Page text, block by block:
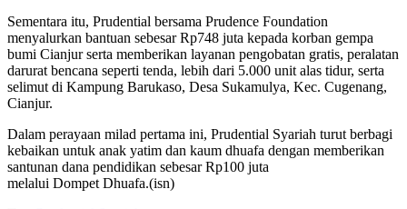
Sementara itu, Prudential bersama Prudence Foundation
menyalurkan bantuan sebesar Rp748 juta kepada korban gempa
bumi Cianjur serta memberikan layanan pengobatan gratis, peralatan
darurat bencana seperti tenda, lebih dari 5.000 unit alas tidur, serta
selimut di Kampung Barukaso, Desa Sukamulya, Kec. Cugenang,
Cianjur.
Dalam perayaan milad pertama ini, Prudential Syariah turut berbagi
kebaikan untuk anak yatim dan kaum dhuafa dengan memberikan
santunan dana pendidikan sebesar Rp100 juta
melalui Dompet Dhuafa.(isn)